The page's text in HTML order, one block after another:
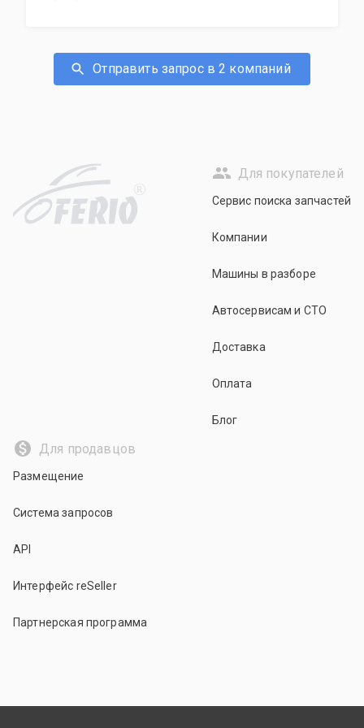
Отправить запрос в 2 компаний
R
Для покупателей
Сервис поиска запчастей
Компании
Машины в разборе
Автосервисам и СТО
Доставка
Оплата
Блог
Для продавцов
Размещение
Система запросов
API
Интерфейс reSeller
Партнерская программа